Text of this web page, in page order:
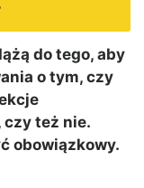
do tego, aby
o tym, czy
czy też nie.
obowiązkowy.